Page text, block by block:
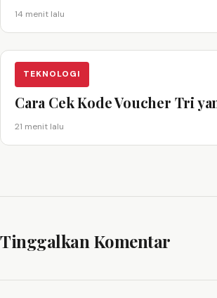
14 menit lalu
TEKNOLOGI
Cara Cek Kode Voucher Tri
21 menit lalu
Tinggalkan Komentar